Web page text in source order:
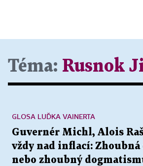
Téma: Rusnok
Guvernér Michl, Alois
vždy nad inflací:
nebo zhoubný
GLOSA LUĎKA VAINERTA